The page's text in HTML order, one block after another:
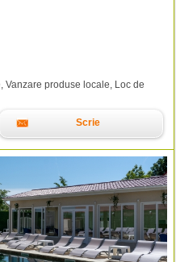
Vanzare produse locale, Loc de
Scrie